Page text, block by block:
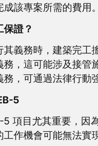
該專案所需的費用。
證？
其義務時，建築完工
務，這可能涉及接
，可通過法律行動
5
項目尤其重要，因
作機會可能無法實